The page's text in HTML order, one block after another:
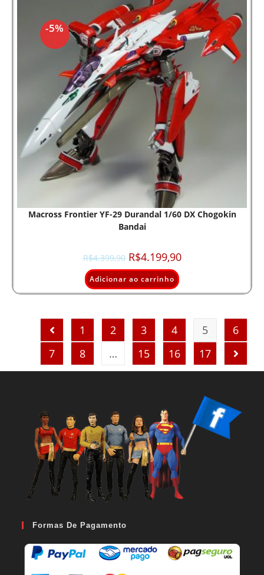
-5%
Macross Frontier YF-29 Durandal 1/60 DX Chogokin
Bandai
R$4.399,90 R$4.199,90
Adicionar ao carrinho
1 2 3 4 5
6
7
8 … 15 16 17
Formas De Pagamento